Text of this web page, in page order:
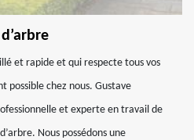
et rapide et qui respecte tous vos
possible chez nous. Gustave
et experte en travail de
Nous possédons une